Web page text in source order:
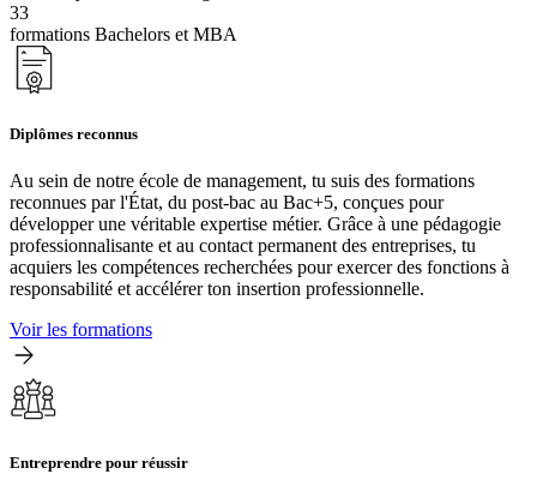
33
formations Bachelors et MBA
Diplômes reconnus
Au sein de notre école de management, tu suis des formations
reconnues par l'État, du post-bac au Bac+5, conçues pour
développer une véritable expertise métier. Grâce à une pédagogie
professionnalisante et au contact permanent des entreprises, tu
acquiers les compétences recherchées pour exercer des fonctions à
responsabilité et accélérer ton insertion professionnelle.
Voir les formations
Entreprendre pour réussir